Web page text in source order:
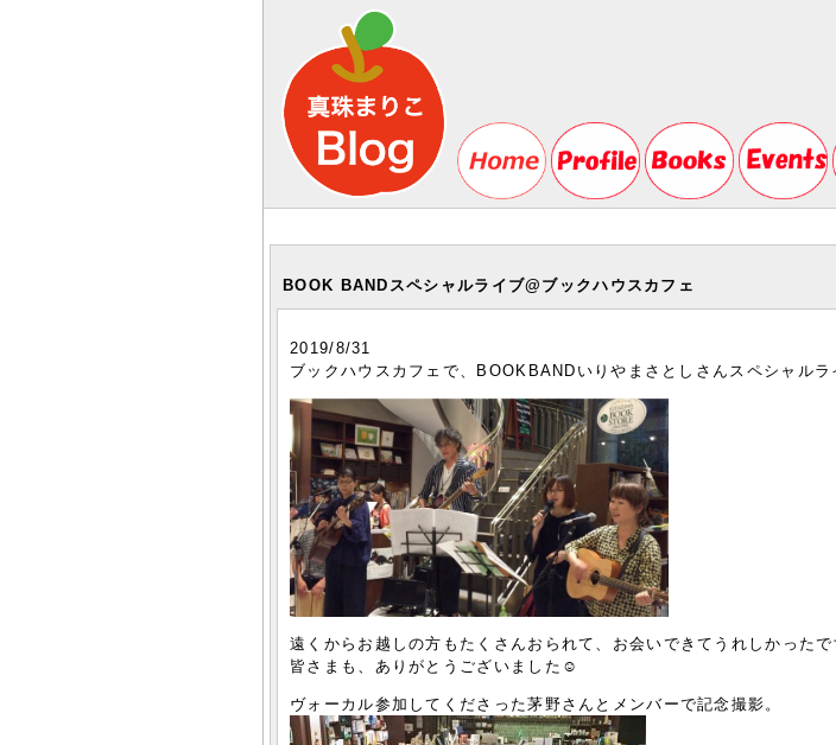
BOOK BANDスペシャルライブ@ブックハウスカフェ
2019/8/31
ブックハウスカフェで、BOOKBANDいりやまさとしさんスペシャルラ
遠くからお越しの方もたくさんおられて、お会いできてうれしかった
皆さまも、ありがとうございました☺️
ヴォーカル参加してくださった茅野さんとメンバーで記念撮影。